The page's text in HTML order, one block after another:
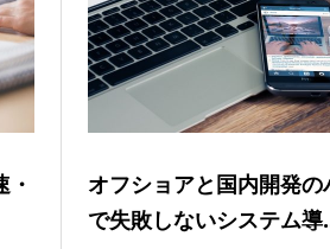
オフショアと国内開発
で失敗しないシステム導